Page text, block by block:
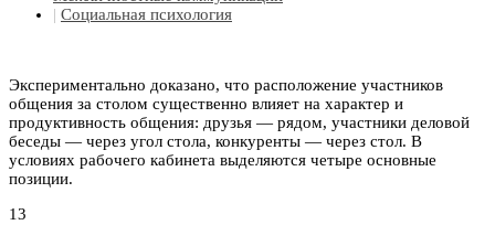
| Социальная психология
Экспериментально доказано, что расположение участников
общения за столом существенно влияет на характер и
продуктивность общения: друзья — рядом, участники деловой
беседы — через угол стола, конкуренты — через стол. В
условиях рабочего кабинета выделяются четыре основные
позиции.
13